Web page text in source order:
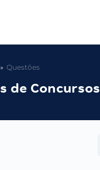
Questões
de Concursos